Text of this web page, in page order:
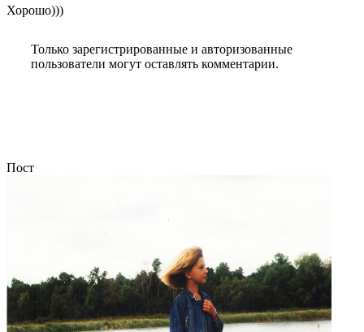
Хорошо)))
Только зарегистрированные и авторизованные
пользователи могут оставлять комментарии.
Пост